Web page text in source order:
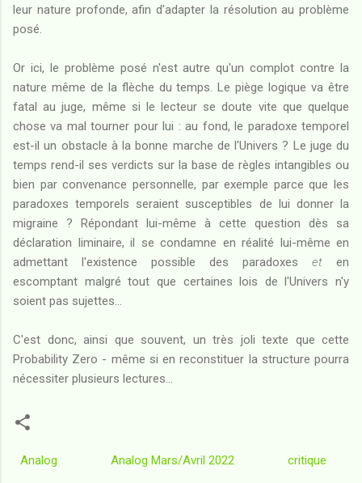
leur nature profonde, afin d'adapter la résolution au problème
posé.
Or ici, le problème posé n'est autre qu'un complot contre la
nature même de la flèche du temps. Le piège logique va être
fatal au juge, même si le lecteur se doute vite que quelque
chose va mal tourner pour lui : au fond, le paradoxe temporel
est-il un obstacle à la bonne marche de l'Univers ? Le juge du
temps rend-il ses verdicts sur la base de règles intangibles ou
bien par convenance personnelle, par exemple parce que les
paradoxes temporels seraient susceptibles de lui donner la
migraine ? Répondant lui-même à cette question dès sa
déclaration liminaire, il se condamne en réalité lui-même en
admettant l'existence possible des paradoxes et en
escomptant malgré tout que certaines lois de l'Univers n'y
soient pas sujettes...
C'est donc, ainsi que souvent, un très joli texte que cette
Probability Zero - même si en reconstituer la structure pourra
nécessiter plusieurs lectures...
Analog Analog Mars/Avril 2022 critique